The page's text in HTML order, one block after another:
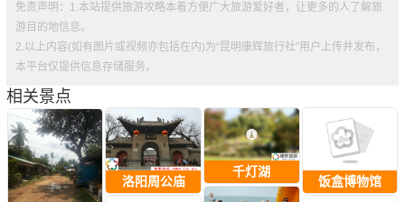
免责声明：1.本站提供旅游攻略本着方便广大旅游爱好者，让更多的人了解旅
游目的地信息。
2.以上内容(如有图片或视频亦包括在内)为“昆明康辉旅行社”用户上传并发布，
本平台仅提供信息存储服务。
相关景点
洛阳周公庙
千灯湖
饭盒博物馆